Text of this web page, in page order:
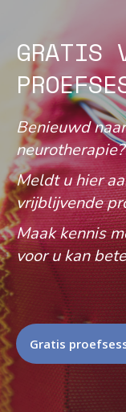
GRATIS
Benieuwd
neurotherapie?
Meldt u hier
vrijblijvende
Maak kennis
voor u kan
Gratis